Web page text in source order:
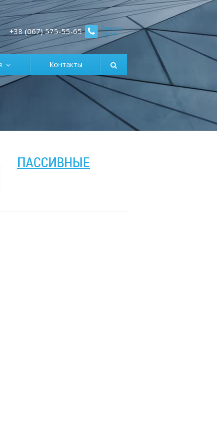
Заказать
звонок
+38 (067) 575-55-65
Контакты
ПАССИВНЫЕ